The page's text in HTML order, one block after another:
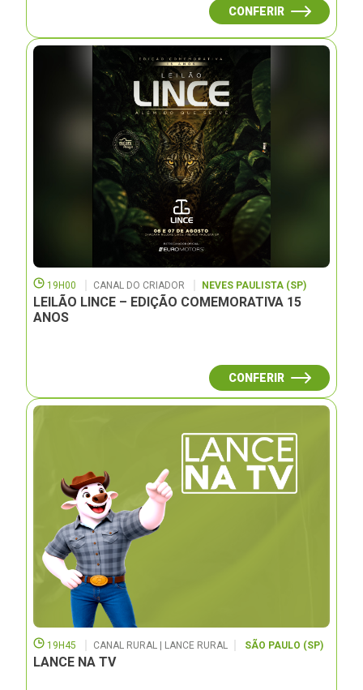
CONFERIR
19H00 CANAL DO CRIADOR NEVES PAULISTA (SP)
LEILÃO LINCE – EDIÇÃO COMEMORATIVA 15
ANOS
CONFERIR
19H45 CANAL RURAL | LANCE RURAL SÃO PAULO (SP)
LANCE NA TV